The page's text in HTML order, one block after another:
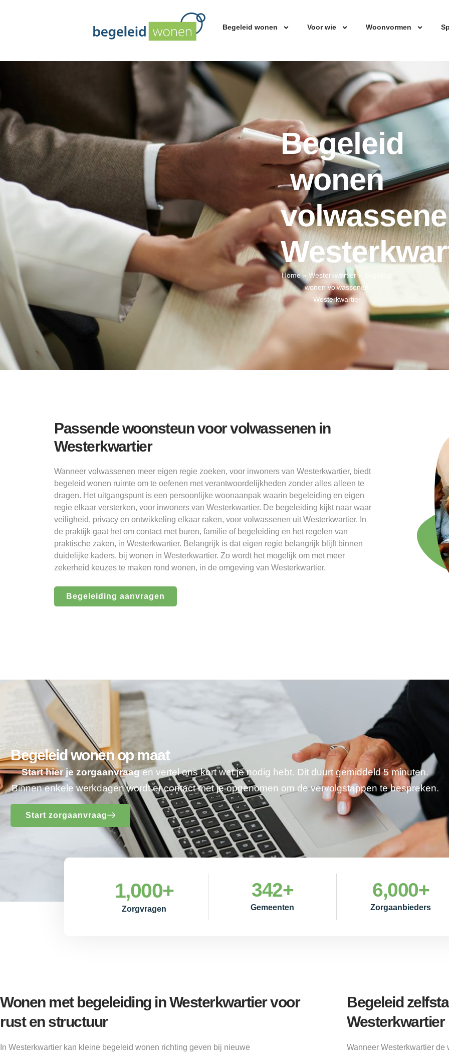
Begeleid wonen Voor wie Woonvormen
Begeleid
wonen
Home» Westerkwartier»
wonen volwassenen
Westerkwartier
Passende woonsteun voor volwassenen in
Westerkwartier
Wanneer volwassenen meer eigen regie zoeken, voor inwoners van Westerkwartier, biedt
begeleid wonen ruimte om te oefenen met verantwoordelijkheden zonder alles alleen te
dragen. Het uitgangspunt is een persoonlijke woonaanpak waarin begeleiding en eigen
regie elkaar versterken, voor inwoners van Westerkwartier. De begeleiding kijkt naar waar
veiligheid, privacy en ontwikkeling elkaar raken, voor volwassenen uit Westerkwartier. In
de praktijk gaat het om contact met buren, familie of begeleiding en het regelen van
praktische zaken, in Westerkwartier. Belangrijk is dat eigen regie belangrijk blijft binnen
duidelijke kaders, bij wonen in Westerkwartier. Zo wordt het mogelijk om met meer
zekerheid keuzes te maken rond wonen, in de omgeving van Westerkwartier.
Begeleiding aanvragen
Begeleid wonen op maat
Start hier je zorgaanvraagen vertel ons kort wat je nodig hebt. Dit duurt gemiddeld 5 minuten.
Binnen enkele werkdagen wordt er contact met je opgenomen om de vervolgstappen te bespreken.
Start zorgaanvraag
Zorgvragen
1,000+
Gemeenten
342+
Zorgaanbieders
6,000+
Wonen met begeleiding in Westerkwartier voor
rust en structuur
In Westerkwartier kan kleine begeleid wonen richting geven bij nieuwe
Begeleid
Westerkwartier
Wanneer Westerkwartier